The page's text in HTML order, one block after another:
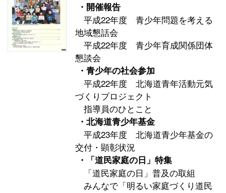
・開催報告
平成22年度 青少年問題を考える
地域懇話会
平成22年度 青少年育成関係団体
懇談会
・青少年の社会参加
平成22年度 北海道青年活動元気
づくりプロジェクト
指導員のひとこと
・北海道青少年基金
平成23年度 北海道青少年基金の
交付・顕彰状況
・「道民家庭の日」特集
「道民家庭の日」普及の取組
みんなで「明るい家庭づくり道民